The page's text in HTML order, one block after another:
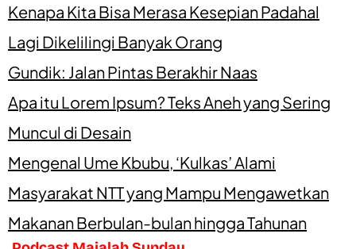
Kenapa Kita Bisa Merasa Kesepian Padahal
Lagi Dikelilingi Banyak Orang
Gundik: Jalan Pintas Berakhir Naas
Apa itu Lorem Ipsum? Teks Aneh yang Sering
Muncul di Desain
Mengenal Ume Kbubu, ‘Kulkas’ Alami
Masyarakat NTT yang Mampu Mengawetkan
Makanan Berbulan-bulan hingga Tahunan